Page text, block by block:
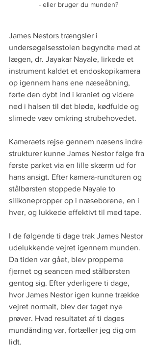
- eller bruger du munden?
James Nestors trængsler i
undersøgelsesstolen begyndte med at
lægen, dr. Jayakar Nayale, lirkede et
instrument kaldet et endoskopikamera
op igennem hans ene næseåbning,
førte den dybt ind i kraniet og videre
ned i halsen til det bløde, kødfulde og
slimede væv omkring strubehovedet.
Kameraets rejse gennem næsens indre
strukturer kunne James Nestor følge fra
første parket via en lille skærm ud for
hans ansigt. Efter kamera-rundturen og
stålbørsten stoppede Nayale to
silikonepropper op i næseborene, en i
hver, og lukkede effektivt til med tape.
I de følgende ti dage trak James Nestor
udelukkende vejret igennem munden.
Da tiden var gået, blev propperne
fjernet og seancen med stålbørsten
gentog sig. Efter yderligere ti dage,
hvor James Nestor igen kunne trække
vejret normalt, blev der taget nye
prøver. Hvad resultatet af ti dages
mundånding var, fortæller jeg dig om
lidt.